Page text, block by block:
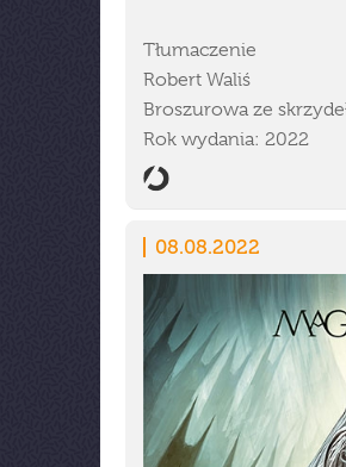
Tłumaczenie
Robert Waliś
Broszurowa ze
Rok wydania: 2022
08.08.2022